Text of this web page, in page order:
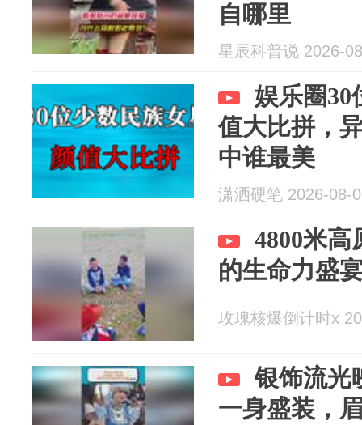
自哪里
星辰科普说 2026-
娱乐圈30
值大比拼，
中谁最美
潇洒硬笔 2026-08-
4800米
的生命力盛
玫瑰核爆倒计时x
银饰流光
一身盛装，